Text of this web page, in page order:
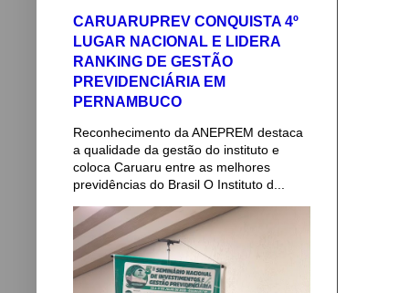
CARUARUPREV CONQUISTA 4º
LUGAR NACIONAL E LIDERA
RANKING DE GESTÃO
PREVIDENCIÁRIA EM
PERNAMBUCO
Reconhecimento da ANEPREM destaca
a qualidade da gestão do instituto e
coloca Caruaru entre as melhores
previdências do Brasil O Instituto d...